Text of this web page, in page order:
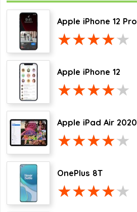
Apple iPhone 12 Pro
Apple iPhone 12
Apple iPad Air 2020
OnePlus 8T